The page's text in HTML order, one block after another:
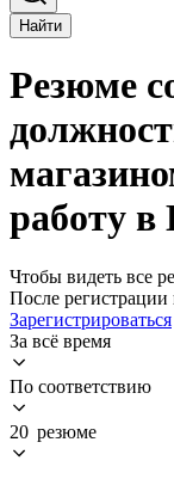
Найти
Резюме
работу
Чтобы видеть все
После
Зарегистрироваться
За всё время
По соответствию
20 резюме